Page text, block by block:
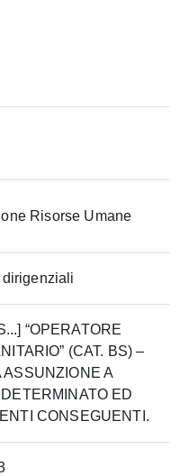
Risorse Umane
dirigenziali
“OPERATORE
(CAT. BS) –
ASSUNZIONE A
ED
CONSEGUENTI.